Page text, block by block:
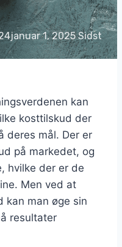
januar 1, 2025 Sidst
kan
kosttilskud der
deres mål. Der er
på markedet, og
hvilke der er de
Men ved at
man øge sin
resultater